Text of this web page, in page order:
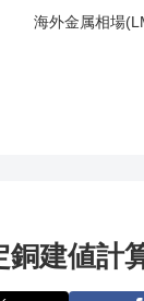
海外金属相場
建値計